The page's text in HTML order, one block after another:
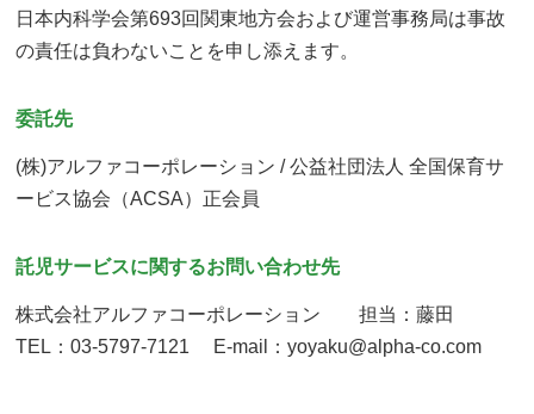
日本内科学会第693回関東地方会および運営事務局は事故
の責任は負わないことを申し添えます。
委託先
(株)アルファコーポレーション / 公益社団法人 全国保育サ
ービス協会（ACSA）正会員
託児サービスに関するお問い合わせ先
株式会社アルファコーポレーション 担当：藤田
TEL：03-5797-7121 E-mail：yoyaku@alpha-co.com